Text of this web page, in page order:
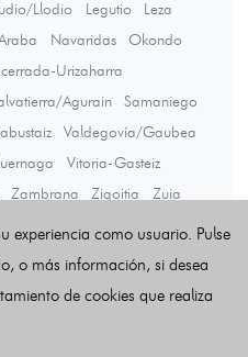
Llodio Legutio
Leza
Navaridas
Okondo
Urizaharra
Agurain
Samaniego
Valdegovía/Gaubea
Vitoria-Gasteiz
Zambrana Zigoitia Zuia
Últimas noticias
experiencia como usuario. Pulse
o más información, si desea
de cookies que realiza